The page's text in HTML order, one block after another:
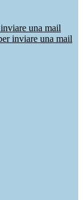
una mail
inviare una mail